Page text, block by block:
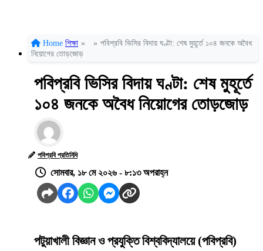
Home শিক্ষা » » পবিপ্রবি ভিসির বিদায় ঘণ্টা: শেষ মুহূর্তে ১০৪ জনকে অবৈধ
নিয়োগের তোড়জোড়
পবিপ্রবি ভিসির বিদায় ঘণ্টা: শেষ মুহূর্তে
১০৪ জনকে অবৈধ নিয়োগের তোড়জোড়
পবিপ্রবি প্রতিনিধি
সোমবার, ১৮ মে ২০২৬ - ৮:১৩ অপরাহ্ন
পটুয়াখালী বিজ্ঞান ও প্রযুক্তি বিশ্ববিদ্যালয়ে (পবিপ্রবি)